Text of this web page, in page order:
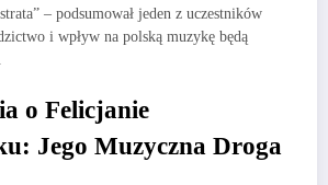
– podsumował jeden z uczestników
i wpływ na polską muzykę będą
o Felicjanie
Jego Muzyczna Droga